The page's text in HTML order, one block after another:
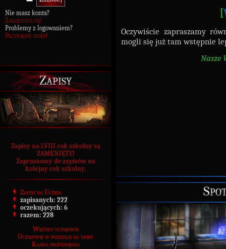
Nie masz konta?
Zarejestruj się!
Problemy z logowaniem?
Przypomnij hasło!
Zapisy
Zapisy na LVIII rok szkolny są
ZAMKNIĘTE!
Zapraszamy do zapisów na
kolejny rok szkolny.
Zapisy na Ucznia
zapisanych: 222
oczekujących: 6
razem: 228
Wszyscy uczniowie
Uczniowie w podziale na domy
Kadra profesorska
[
Oczywiście zapraszamy
mogli się już tam wstępnie
Nasze